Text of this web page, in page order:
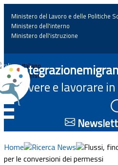
Home
News
Approfondimenti
Eventi
Ministero del Lavoro e delle Politiche
Ministero dell'interno
Ministero dell'istruzione
Italiano
English
Vivere e lavorare
Home Ricerca News
Flussi,
per le conversioni dei permessi